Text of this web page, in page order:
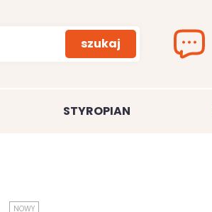
szukaj
STYROPIAN
NOWY